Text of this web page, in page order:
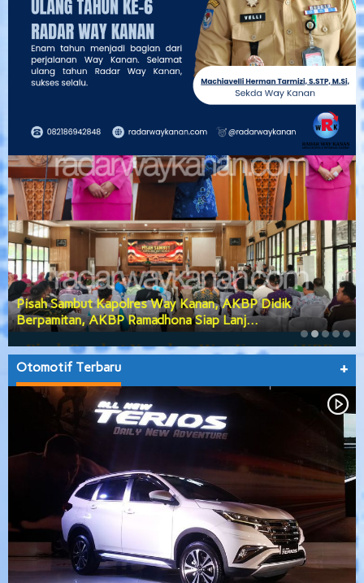
Pisah Sambut Kapolres Way Kanan, AKBP Didik
Berpamitan, AKBP Ramadhona Siap Lanj…
Otomotif Terbaru +